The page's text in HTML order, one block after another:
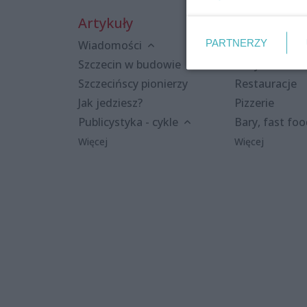
Artykuły
Wiadomości
Szczecin w budowie
Szczecińscy pionierzy
Jak jedziesz?
Publicystyka - cykle
Więcej
Kluby i
Restauracje
Pizzerie
Bary, fast
Więcej
PARTNERZY